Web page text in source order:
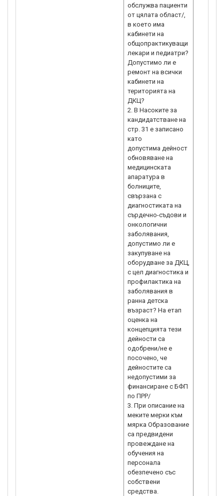
обслужва пациенти
от цялата област/,
в което има
кабинети на
общопрактикуващи
лекари и педиатри?
Допустимо ли е
ремонт на всички
кабинети на
територията на
ДКЦ?
2. В Насоките за
кандидатстване на
стр. 31 е записано
като
допустима дейност
обновяване на
медицинската
апаратура в
болниците,
свързана с
диагностиката на
сърдечно-съдови и
онкологични
заболявания,
допустимо ли е
закупуване на
оборудване за ДКЦ,
с цел диагностика и
профилактика на
заболявания в
ранна дeтска
възраст? На етап
оценка на
концепцията тези
дейности са
одобрени/не е
посочено, че
дейностите са
недопустими за
финансиране с БФП
по ПРР/
3. При описание на
меките мерки към
мярка Образование
са предвидени
провеждане на
обучения на
персонала
обезпечено със
собствени
средства.